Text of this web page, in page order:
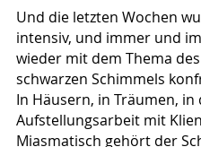
Und die letzten Wochen
intensiv, und immer und
wieder mit dem Thema des
schwarzen Schimmels
In Häusern, in Träumen, in
Aufstellungsarbeit mit
Miasmatisch gehört der